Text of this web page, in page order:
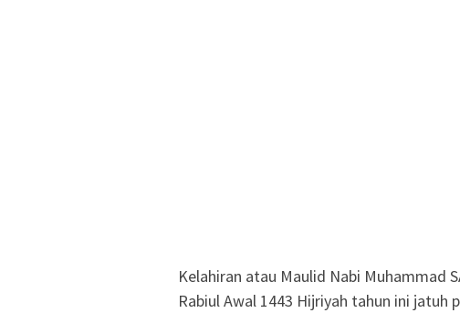
Kelahiran atau Maulid Nabi Muhammad
Rabiul Awal 1443 Hijriyah tahun ini jatuh